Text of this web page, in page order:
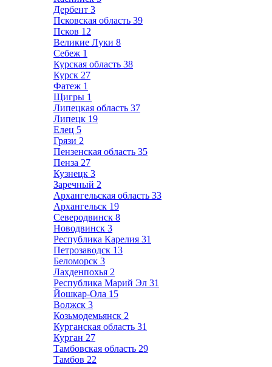
Дербент 3
Псковская область 39
Псков 12
Великие Луки 8
Себеж 1
Курская область 38
Курск 27
Фатеж 1
Щигры 1
Липецкая область 37
Липецк 19
Елец 5
Грязи 2
Пензенская область 35
Пенза 27
Кузнецк 3
Заречный 2
Архангельская область 33
Архангельск 19
Северодвинск 8
Новодвинск 3
Республика Карелия 31
Петрозаводск 13
Беломорск 3
Лахденпохья 2
Республика Марий Эл 31
Йошкар-Ола 15
Волжск 3
Козьмодемьянск 2
Курганская область 31
Курган 27
Тамбовская область 29
Тамбов 22